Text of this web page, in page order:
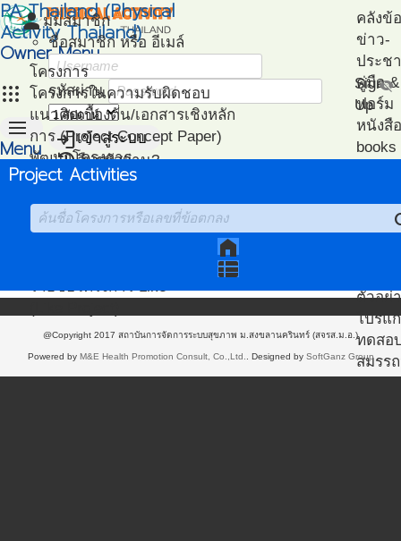
PA Thailand (Physical
Activity Thailand)
Owner Menu
apps
personมุมสมาชิก
ชื่อสมาชิก หรือ อีเมล์
รหัสผ่าน visibility_off
loginเข้าสู่ระบบ
restoreลืมรหัสผ่าน?
Sign
Up
menu
Menu
หน้า
โครงการ
โครงการในความรับผิดชอบ
แนวคิดเบื้องต้น/เอกสารเชิงหลัก
การ (Project Concept Paper)
พัฒนาโครงการ
(Project Development)
ติดตามโครงการ
(Project Management)
กิจกรรม
คลังข้
ข่าว-
ประช
คู่มือ
ฟอร์ม
หนังสื
books
เอกส
แนะน
ตัวอย่
โปรแ
ทดสอ
สมรร
Project Activities
home
view_list
@Copyright 2017 สถาบันการจัดการระบบสุขภาพ ม.สงขลานครินทร์ (สจรส.ม.อ.)
Powered by M&E Health Promotion Consult, Co.,Ltd. . Designed by SoftGanz Group